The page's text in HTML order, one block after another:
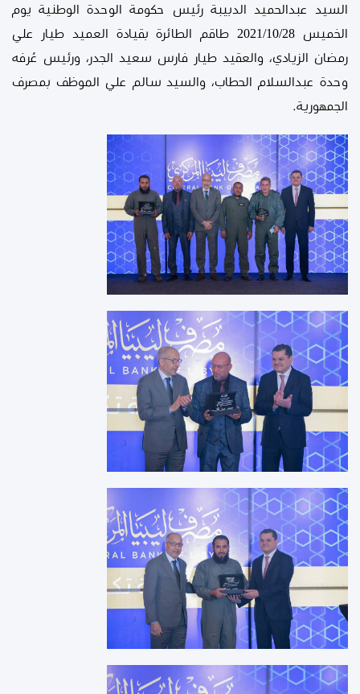
السيد عبدالحميد الدبيبة رئيس حكومة الوحدة الوطنية يوم
الخميس 2021/10/28 طاقم الطائرة بقيادة العميد طيار علي
رمضان الزيادي، والعقيد طيار فارس سعيد الجدر، ورئيس عُرفه
وحدة عبدالسلام الحطاب، والسيد سالم علي الموظف بمصرف
الجمهورية.